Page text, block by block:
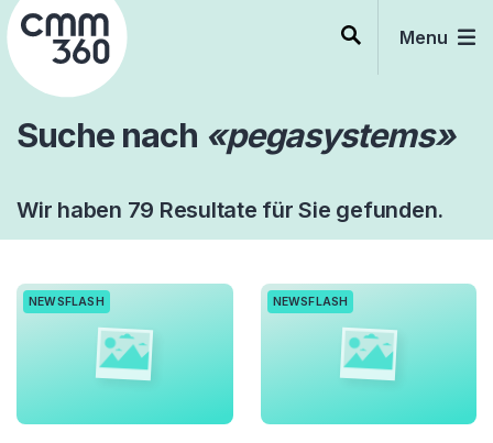
Skip
to
content
Menu
Suche nach «pegasystems»
Wir haben 79 Resultate für Sie gefunden.
NEWSFLASH NEWSFLASH